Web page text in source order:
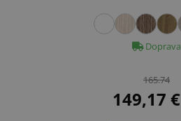
Doprava
165.74
149,17 €